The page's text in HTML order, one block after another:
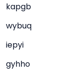
kapgb
wybuq
iepyi
gyhho